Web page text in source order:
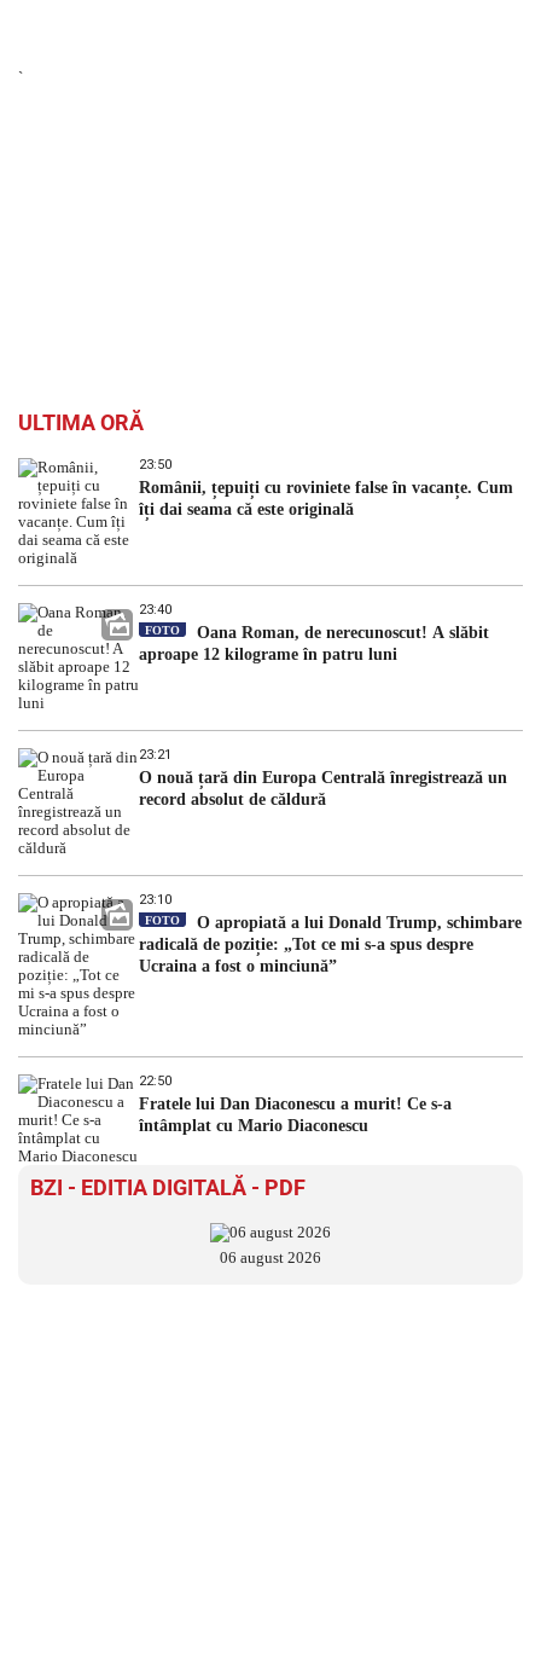
`
ULTIMA ORĂ
23:50
Românii, țepuiți cu roviniete false în vacanțe. Cum
îți dai seama că este originală
23:40
FOTO
Oana Roman, de nerecunoscut! A slăbit
aproape 12 kilograme în patru luni
23:21
O nouă țară din Europa Centrală înregistrează un
record absolut de căldură
23:10
FOTO
O apropiată a lui Donald Trump, schimbare
radicală de poziție: „Tot ce mi s-a spus despre
Ucraina a fost o minciună”
22:50
Fratele lui Dan Diaconescu a murit! Ce s-a
întâmplat cu Mario Diaconescu
BZI - EDITIA DIGITALĂ - PDF
06 august 2026